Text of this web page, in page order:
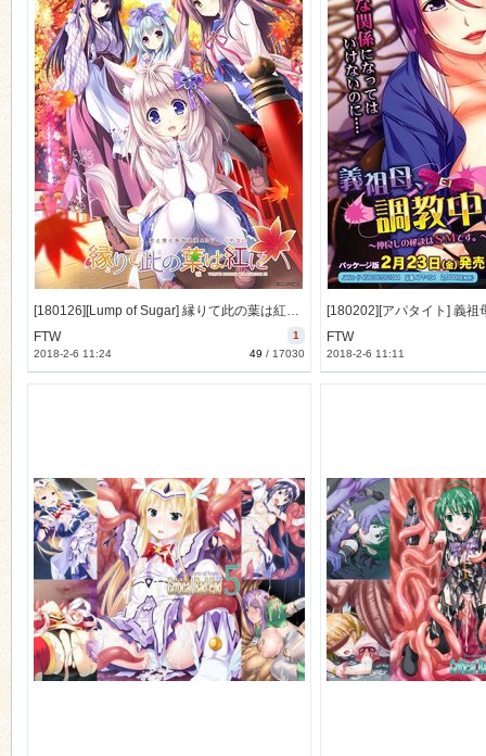
[180126][Lump of Sugar] 縁りて此の葉は紅に 初回限定版 [2463M Lossless] [989004]
1
FTW
49 / 17030
2018-2-6 11:24
FTW
2018-2-6 11:11